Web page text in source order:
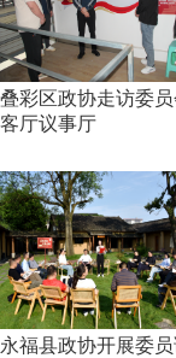
叠彩区政协走访委员
客厅议事厅
永福县政协开展委